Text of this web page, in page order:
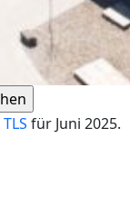
TLS für Juni 2025.